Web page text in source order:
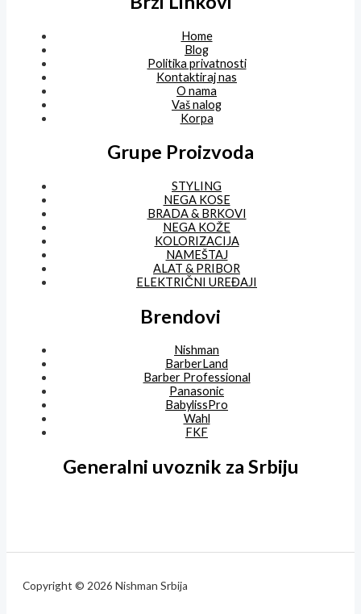
Home
Blog
Politika privatnosti
Kontaktiraj nas
O nama
Vaš nalog
Korpa
Grupe Proizvoda
STYLING
NEGA KOSE
BRADA & BRKOVI
NEGA KOŽE
KOLORIZACIJA
NAMEŠTAJ
ALAT & PRIBOR
ELEKTRIČNI UREĐAJI
Brendovi
Nishman
BarberLand
Barber Professional
Panasonic
BabylissPro
Wahl
FKF
Generalni uvoznik za Srbiju
Copyright © 2026 Nishman Srbija